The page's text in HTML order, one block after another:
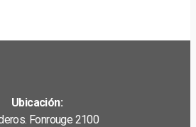
Ubicación:
Fonrouge 2100